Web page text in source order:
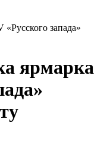
запада»
ярмарка